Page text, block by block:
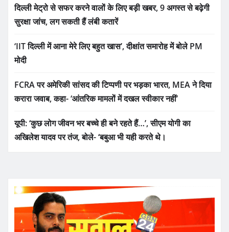
दिल्ली मेट्रो से सफर करने वालों के लिए बड़ी खबर, 9 अगस्त से बढ़ेगी
सुरक्षा जांच, लग सकती हैं लंबी कतारें
‘IIT दिल्ली में आना मेरे लिए बहुत खास’, दीक्षांत समारोह में बोले PM
मोदी
FCRA पर अमेरिकी सांसद की टिप्पणी पर भड़का भारत, MEA ने दिया
करारा जवाब, कहा- ‘आंतरिक मामलों में दखल स्वीकार नहीं’
यूपी: ‘कुछ लोग जीवन भर बच्चे ही बने रहते हैं…’, सीएम योगी का
अखिलेश यादव पर तंज, बोले- ‘बबुआ भी यही करते थे।